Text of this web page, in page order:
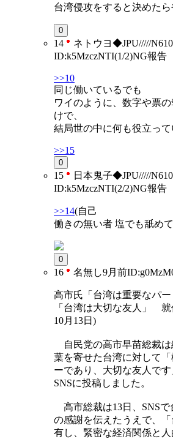
台湾侵攻をすると決めたら
0
14 ネトウヨ◆JPU/////N6
ID:k5MzczNTI(1/2)NG報告
>>10
同じ働いているでも
ワイのように、数字や票
けで、
結局世の中に何も役立っ
>>15
0
15 日本鬼子◆JPU/////N6
ID:k5MzczNTI(2/2)NG報告
>>14(自己
働きの無い者 塩でも舐め
0
16 名無し9月前
高市氏「台湾は重要なパ
「台湾は大切な友人」 就
10月13日)
自民党の高市早苗総裁は
葉を寄せた台湾に対して
ーであり、大切な友人で
SNSに投稿しました。
高市総裁は13日、SNS
の感謝を伝えたうえで、
有し、緊密な経済関係と